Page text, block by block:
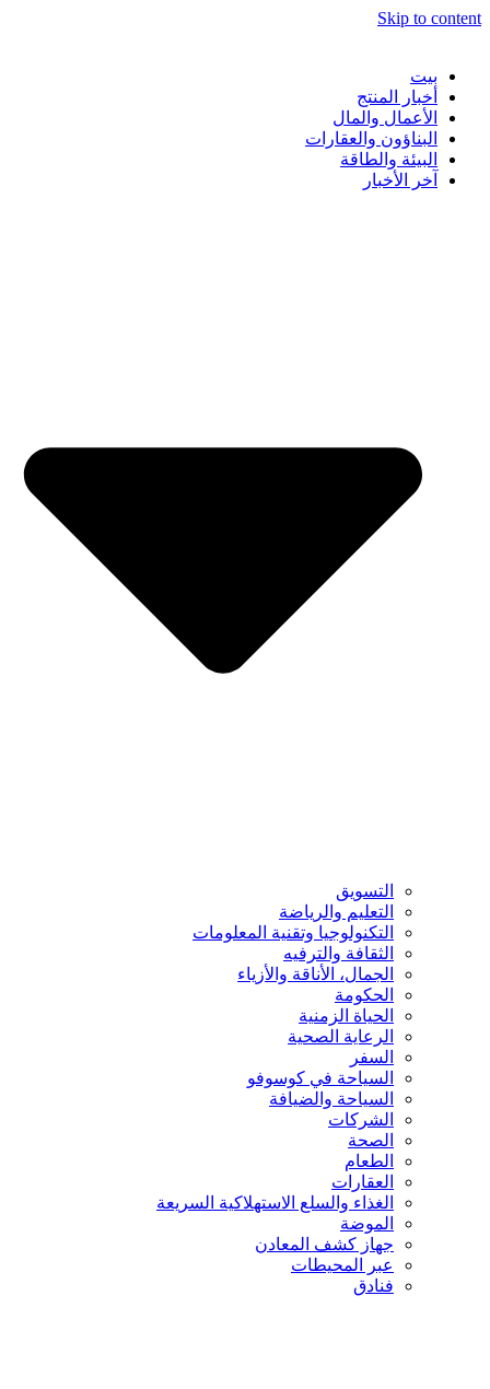
Skip to content
بيت
أخبار المنتج
الأعمال والمال
البناؤون والعقارات
البيئة والطاقة
آخر الأخبار
التسويق
التعليم والرياضة
التكنولوجيا وتقنية المعلومات
الثقافة والترفيه
الجمال، الأناقة والأزياء
الحكومة
الحياة الزمنية
الرعاية الصحية
السفر
السياحة في كوسوفو
السياحة والضيافة
الشركات
الصحة
الطعام
العقارات
الغذاء والسلع الاستهلاكية السريعة
الموضة
جهاز كشف المعادن
عبر المحيطات
فنادق